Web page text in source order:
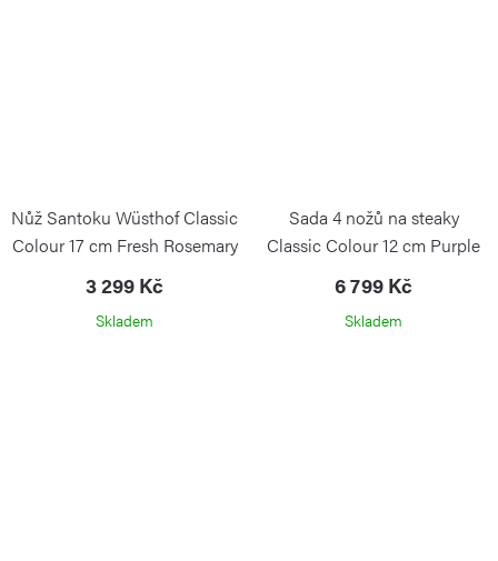
Nůž Santoku Wüsthof Classic
Colour 17 cm Fresh Rosemary
3 299 Kč
Skladem
Sada 4 nožů na steaky
Classic Colour 12 cm Purple
6 799 Kč
Skladem